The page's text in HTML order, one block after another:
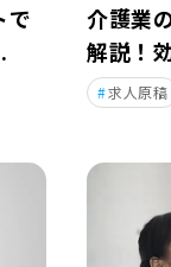
で
介護業
解説！
求人原稿